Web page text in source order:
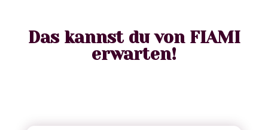
Das kannst du von FIAMI
erwarten!